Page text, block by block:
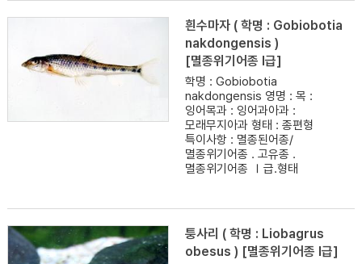
흰수마자 ( 학명 : Gobiobotia
nakdongensis )
[멸종위기어종 I급]
학명 : Gobiobotia
nakdongensis 영명 : 목 :
잉어목과 : 잉어과아과 :
모래무지아과 형태 : 종편형
특이사항 : 멸종된어종/
멸종위기어종 . 고유종 .
멸종위기어종 Ⅰ급.형태
퉁사리 ( 학명 : Liobagrus
obesus ) [멸종위기어종 I급]